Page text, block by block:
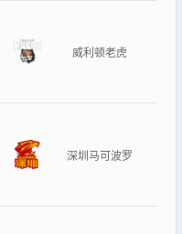
威利顿老虎
深圳马可波罗